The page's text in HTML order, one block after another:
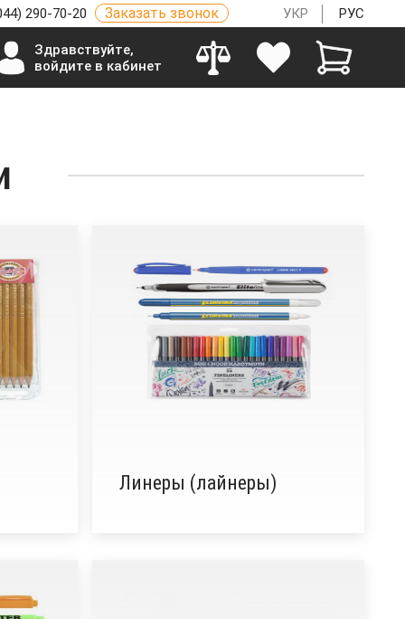
290-70-20 Заказать звонок УКР РУС
Здравствуйте,
войдите в кабинет
Линеры (лайнеры)